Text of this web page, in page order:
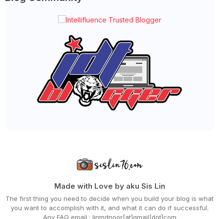
BERMULALAH HARI INI FASA 2 DI NEGERI JOHOR
AKU PALING SUKA KUIH BULAN DURIAN DARI SDS NI!
AKU LEBIH SUKA GUNA LAPTOP DARI DESKTOP
WORDLESS WEDNESDAY - KACANG POOL
JANGAN DENGKI, SETIAP ORANG REZEKI DAN UJIANNYA BE...
MENU LAUK KAMPUNG PALING SIMPLE TAPI MENYELERAKAN
HARD ROCK CAFE KEEMPAT MENGUMUMKAN PEMBUKAANNYA
HAPPY MID-AUTUMN FESTIVAL
SEMINGGU SAMPAI DUA KALI AKU MASAK ASAM PEDAS
BILA ANAK BALIK BERCUTI, PENUH MEJA MAKAN
SELAMAT HARI MALAYSIA 2021
WORDLESS WEDNESDAY - THAI GREEN CURRY
PEMBUKAAN SEMULA BUTIK BOB ROCK LOVELILY DENGAN SOP
IKEA CELEBRATES 25 YEARS IN MALAYSIA!
PEMINAT CILIK YOUTUBER AQIL ZULKIFLEE
Made with Love by aku Sis Lin
The first thing you need to decide when you build your blog is what
you want to accomplish with it, and what it can do if successful.
Any FAQ email : linmdnoor[at]gmail[dot]com